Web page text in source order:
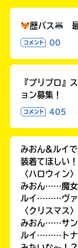
歴バス 最
コメント 00
『プリプロ』
ョン募集！
コメント 405
みおん&ルイ
装着てほしい！
〈ハロウィン〉
みおん……魔女
ルイ………ヴァ
〈クリスマス〉
みおん……サン
ルイ………トナ